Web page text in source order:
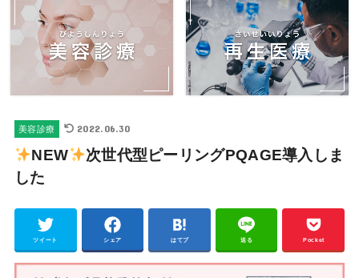
美容診療 2022.06.30
NEW
次世代型ピーリングPQAGE導入しま
した
ツイート シェア はてブ 送る Pocket